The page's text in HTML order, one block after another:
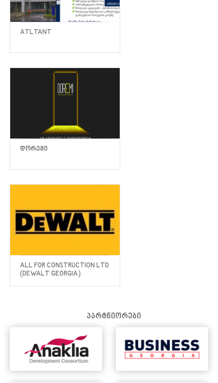
ATLTANT
ᲓᲝᲠᲔᲛᲘ
ALL FOR CONSTRUCTION LTD
(DEWALT GEORGIA)
პარტნიორები